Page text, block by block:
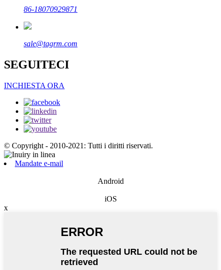
86-18070929871
sale@tagrm.com
SEGUITECI
INCHIESTA ORA
© Copyright - 2010-2021: Tutti i diritti riservati.
Mandate e-mail
Android
iOS
x